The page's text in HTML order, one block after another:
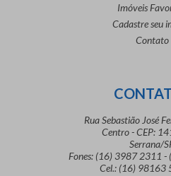
Imóveis
Cadastre seu
Contato
Rua Sebastião José
Centro - CEP:
Serrana/
Fones: (16) 3987 2311
Cel.: (16) 98163